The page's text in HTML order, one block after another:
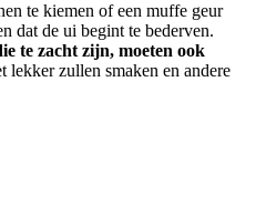
te kiemen of een muffe geur
dat de ui begint te bederven.
te zacht zijn, moeten ook
lekker zullen smaken en andere